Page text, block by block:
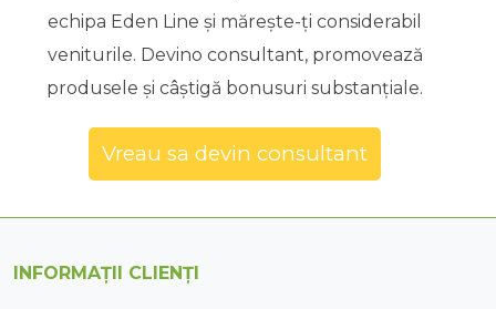
echipa Eden Line și mărește-ți considerabil
veniturile. Devino consultant, promovează
produsele și câștigă bonusuri substanțiale.
Vreau sa devin consultant
INFORMAȚII CLIENȚI